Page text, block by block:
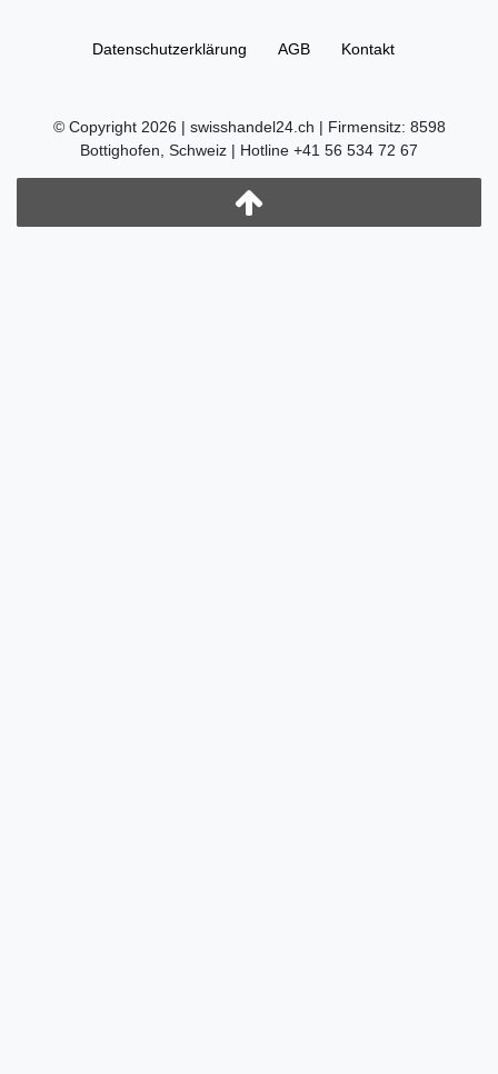
Daten­schutz­erklärung AGB Kontakt
© Copyright 2026 | swisshandel24.ch | Firmensitz: 8598
Bottighofen, Schweiz | Hotline +41 56 534 72 67